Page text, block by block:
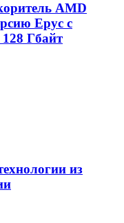
AMD
Epyc с
Гбайт
из